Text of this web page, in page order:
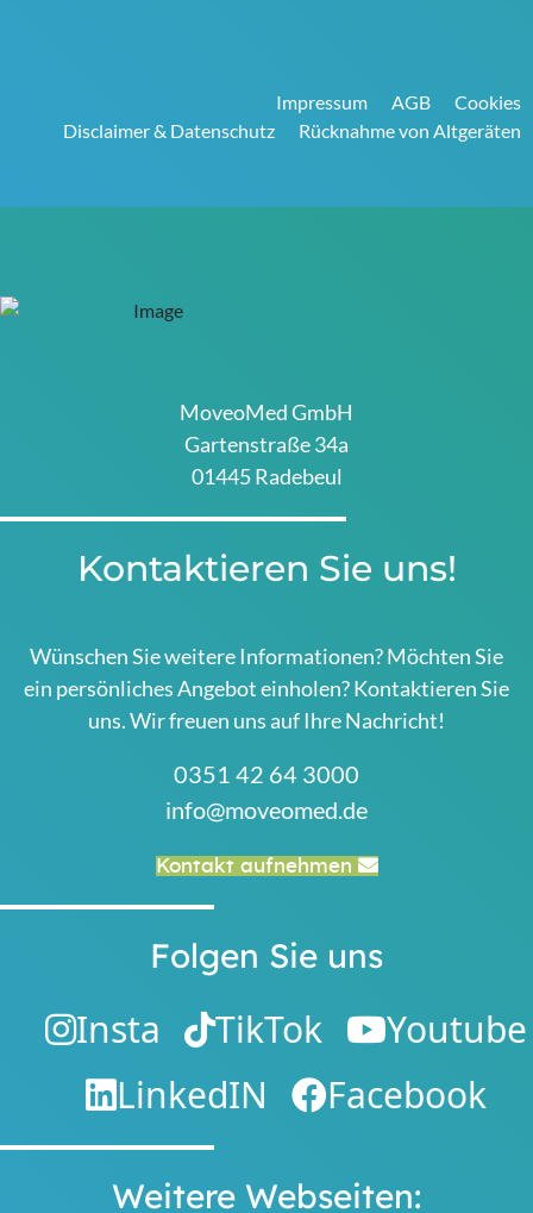
Impressum AGB
Cookies
Disclaimer & Datenschutz
Rücknahme von Altgeräten
MoveoMed GmbH
Gartenstraße 34a
01445 Radebeul
Kontaktieren Sie uns!
Wünschen Sie weitere Informationen? Möchten Sie
ein persönliches Angebot einholen? Kontaktieren Sie
uns. Wir freuen uns auf Ihre Nachricht!
0351 42 64 3000
info@moveomed.de
Kontakt aufnehmen
Folgen Sie uns
Insta TikTok
Youtube
LinkedIN
Facebook
Weitere Webseiten: